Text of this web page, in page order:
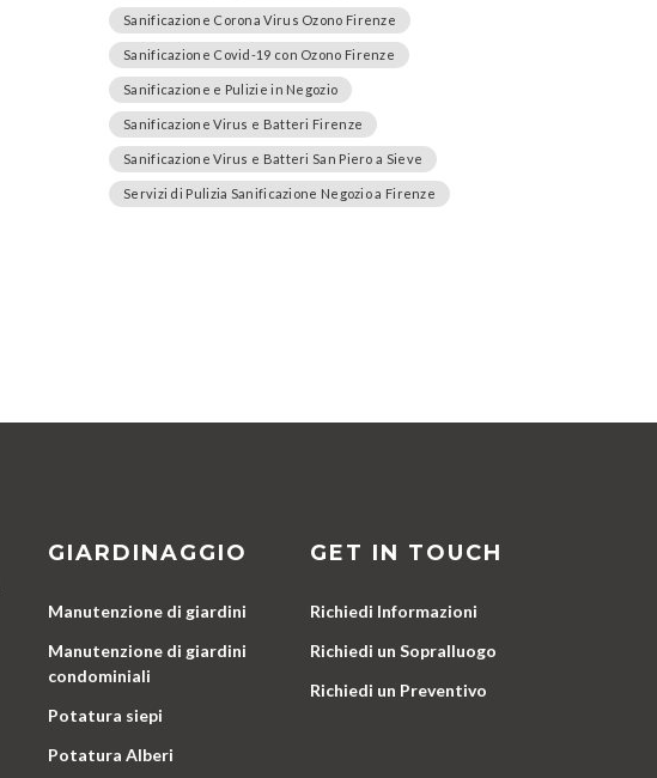
Sanificazione Corona Virus Ozono Firenze
Sanificazione Covid-19 con Ozono Firenze
Sanificazione e Pulizie in Negozio
Sanificazione Virus e Batteri Firenze
Sanificazione Virus e Batteri San Piero a Sieve
Servizi di Pulizia Sanificazione Negozio a Firenze
GIARDINAGGIO
Manutenzione di giardini
Manutenzione di giardini
condominiali
Potatura siepi
Potatura Alberi
GET IN TOUCH
Richiedi Informazioni
Richiedi un Sopralluogo
Richiedi un Preventivo